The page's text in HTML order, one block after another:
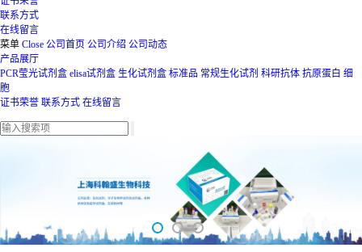
联系方式
在线留言
菜单 Close 公司首页 公司介绍 公司动态
产品展厅
PCR莹光试剂盒 elisa试剂盒 生化试剂盒 标准品 常规生化试剂 科研抗体 抗原蛋白 细
胞
证书荣誉 联系方式 在线留言